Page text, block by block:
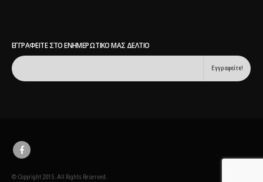
ΕΓΓΡΑΦΕΊΤΕ ΣΤΟ ΕΝΗΜΕΡΩΤΙΚΌ ΜΑΣ ΔΕΛΤΊΟ
© Copyright 2015. All Rights Reserved.